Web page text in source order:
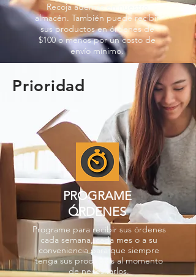
Recoja además en nuestro
almacén. También puede recibir
sus productos en órdenes de
$100 o menos por un costo de
envío mínimo.
Prioridad
PROGRAME
ÓRDENES
Programe para recibir sus órdenes
cada semana, cada mes o a su
conveniencia para que siempre
tenga sus productos al momento
de necesitarlos.